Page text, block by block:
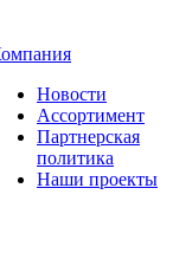
Новости
Ассортимент
Партнерская
политика
Наши проекты